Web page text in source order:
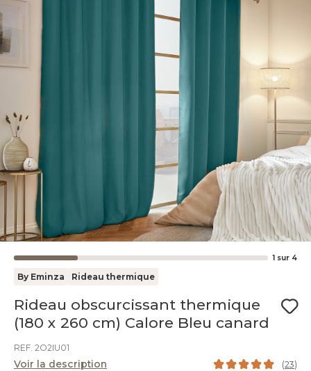
1 sur 4
By Eminza Rideau thermique
Rideau obscurcissant thermique
(180 x 260 cm) Calore Bleu canard
REF. 2O2IU01
Voir la description (23)